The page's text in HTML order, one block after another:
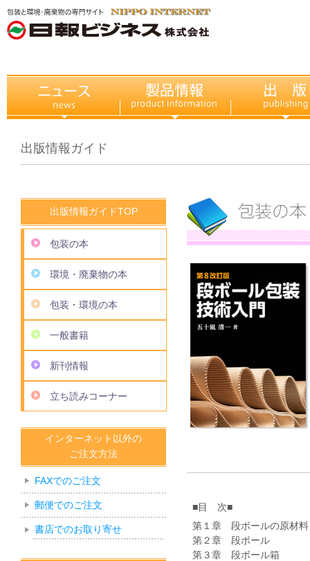
出版情報ガイド
出版情報ガイドTOP
包装の本
環境・廃棄物の本
包装・環境の本
一般書籍
新刊情報
立ち読みコーナー
インターネット以外の
ご注文方法
FAXでのご注文
郵便でのご注文
書店でのお取り寄せ
■目 次■
第１章 段ボールの原材料
第２章 段ボール
第３章 段ボール箱